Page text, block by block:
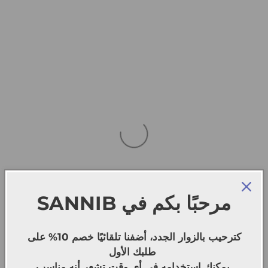
SANNIB
كترحيب بالزوار الجدد، أضفنا تلقائيًا خصم 10% على